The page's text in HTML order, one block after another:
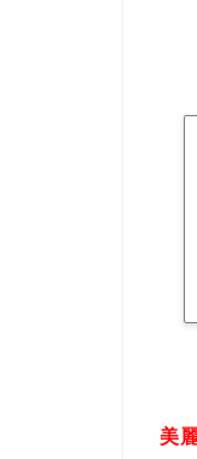
美